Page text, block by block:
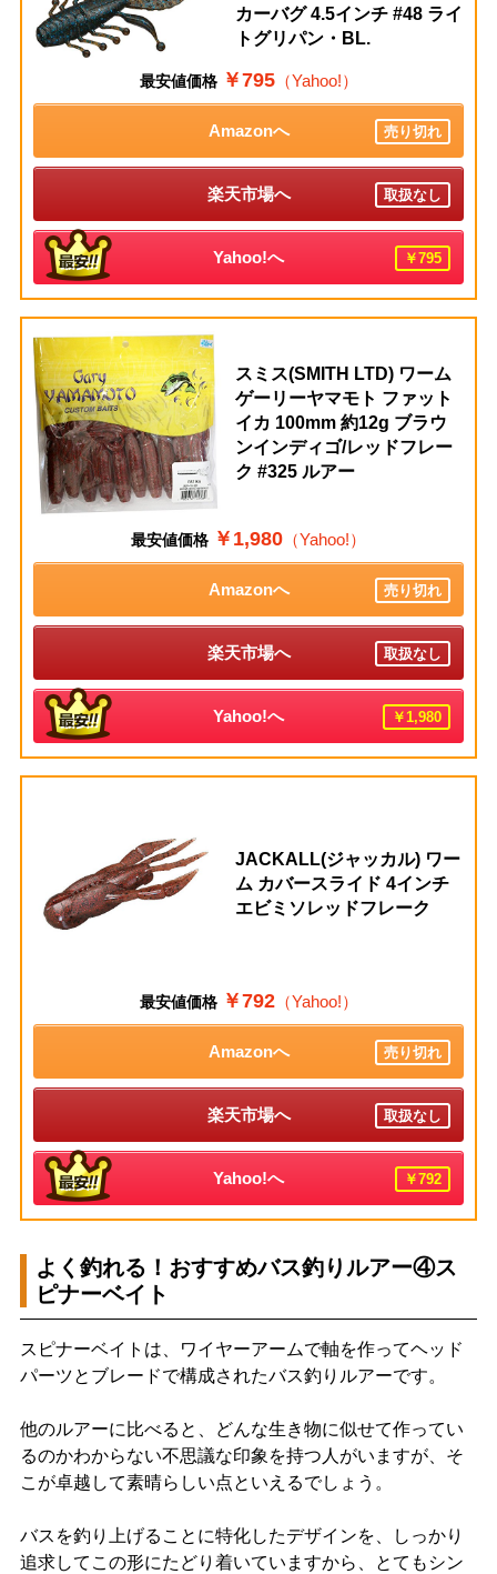
カーバグ 4.5インチ #48 ライ
トグリパン・BL.
最安値価格 ￥795（Yahoo!）
Amazonへ 売り切れ
楽天市場へ 取扱なし
Yahoo!へ ￥795
スミス(SMITH LTD) ワーム
ゲーリーヤマモト ファット
イカ 100mm 約12g ブラウ
ンインディゴ/レッドフレー
ク #325 ルアー
最安値価格 ￥1,980 （Yahoo!）
Amazonへ 売り切れ
楽天市場へ 取扱なし
Yahoo!へ ￥1,980
JACKALL(ジャッカル) ワー
ム カバースライド 4インチ
エビミソレッドフレーク
最安値価格 ￥792（Yahoo!）
Amazonへ 売り切れ
楽天市場へ 取扱なし
Yahoo!へ ￥792
よく釣れる！おすすめバス釣りルアー④ス
ピナーベイト
スピナーベイトは、ワイヤーアームで軸を作ってヘッド
パーツとブレードで構成されたバス釣りルアーです。
他のルアーに比べると、どんな生き物に似せて作ってい
るのかわからない不思議な印象を持つ人がいますが、そ
こが卓越して素晴らしい点といえるでしょう。
バスを釣り上げることに特化したデザインを、しっかり
追求してこの形にたどり着いていますから、とてもシン